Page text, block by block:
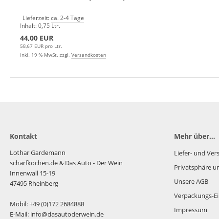
Lieferzeit:ca. 2-4 Tage
Inhalt: 0,75 Ltr.
44,00 EUR
58,67 EUR pro Ltr.
inkl. 19 % MwSt. zzgl. Versandkosten
Kontakt
Lothar Gardemann
scharfkochen.de& Das Auto - Der Wein
Innenwall 15-19
47495 Rheinberg
Mobil: +49 (0)172 2684888
E-Mail: info@dasautoderwein.de
Mehr über...
Liefer- und
Privatsphäre
Unsere AGB
Verpackungs-
Impressum